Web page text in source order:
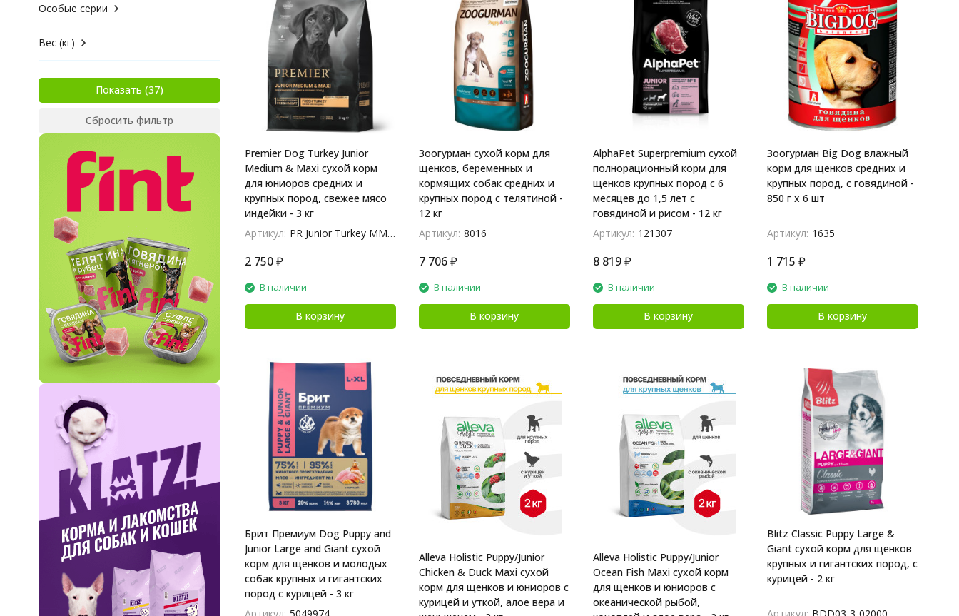
Premier Dog Turkey Junior
Medium & Maxi сухой корм
для юниоров средних и
крупных пород, свежее мясо
индейки - 3 кг
Артикул: PR Junior Turkey MM 3
2 750 ₽
В наличии
В корзину
Зоогурман сухой корм для
щенков, беременных и
кормящих собак средних и
крупных пород с телятиной -
12 кг
Артикул: 8016
7 706 ₽
В наличии
В корзину
AlphaPet Superpremium сухой
полнорационный корм для
щенков крупных пород с 6
месяцев до 1,5 лет с
говядиной и рисом - 12 кг
Артикул: 121307
8 819 ₽
В наличии
В корзину
Зоогурман Big Dog влажный
корм для щенков средних и
крупных пород, с говядиной -
850 г x 6 шт
Артикул: 1635
1 715 ₽
В наличии
В корзину
Брит Премиум Dog Puppy and
Junior Large and Giant сухой
корм для щенков и молодых
собак крупных и гигантских
пород с курицей - 3 кг
Alleva Holistic Puppy/Junior
Chicken & Duck Maxi сухой
корм для щенков и юниоров с
курицей и уткой, алое вера и
Alleva Holistic Puppy/Junior
Ocean Fish Maxi сухой корм
для щенков и юниоров с
океанической рыбой,
Blitz Classic Puppy Large &
Giant сухой корм для щенков
крупных и гигантских пород, с
курицей - 2 кг
Особые серии
Вес (кг)
Показать
Сбросить фильтр